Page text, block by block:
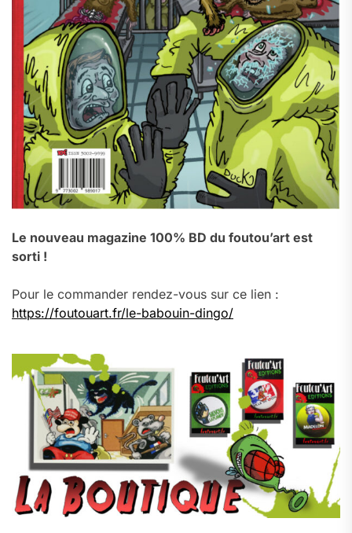
Le nouveau magazine 100% BD du foutou’art est
sorti !
Pour le commander rendez-vous sur ce lien :
https://foutouart.fr/le-babouin-dingo/